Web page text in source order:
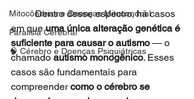
Mitocôndrias e Doenças Mitocondrial
Paralisia Cerebral
🧠 Cérebro e Doenças Psiquiátricas
	Dentro desse espectro, há casos
em que uma única alteração genética é
suficiente para causar o autismo — o
chamado autismo monogênico. Esses
casos são fundamentais para
compreender como o cérebro se